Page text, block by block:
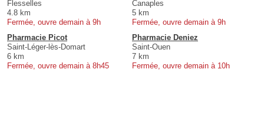
Flesselles
4.8 km
Fermée, ouvre demain à 9h
Canaples
5 km
Fermée, ouvre demain à 9h
Pharmacie Picot
Saint-Léger-lès-Domart
6 km
Fermée, ouvre demain à 8h45
Pharmacie Deniez
Saint-Ouen
7 km
Fermée, ouvre demain à 10h